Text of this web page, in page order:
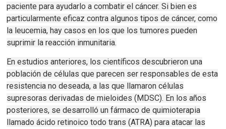
paciente para ayudarlo a combatir el cáncer.Si bien es
particularmente eficaz contra algunos tipos de cáncer, como
la leucemia, hay casos en los que los tumores pueden
suprimir la reacción inmunitaria.
En estudios anteriores, los científicos descubrieron una
población de células que parecen ser responsables de esta
resistencia no deseada, a las que llamaron células
supresoras derivadas de mieloides (MDSC). En los años
posteriores, se desarrolló un fármaco de quimioterapia
llamado ácido retinoico todo trans (ATRA) para atacar las